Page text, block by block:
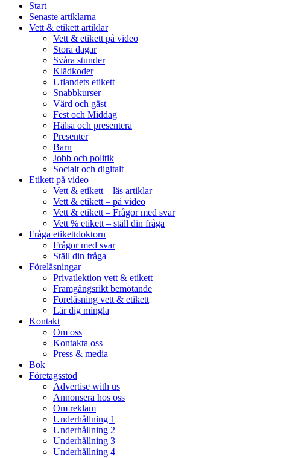
Start
Senaste artiklarna
Vett & etikett artiklar
Vett & etikett på video
Stora dagar
Svåra stunder
Klädkoder
Utlandets etikett
Snabbkurser
Värd och gäst
Fest och Middag
Hälsa och presentera
Presenter
Barn
Jobb och politik
Socialt och digitalt
Etikett på video
Vett & etikett – läs artiklar
Vett & etikett – på video
Vett & etikett – Frågor med svar
Vett % etikett – ställ din fråga
Fråga etikettdoktorn
Frågor med svar
Ställ din fråga
Föreläsningar
Privatlektion vett & etikett
Framgångsrikt bemötande
Föreläsning vett & etikett
Lär dig mingla
Kontakt
Om oss
Kontakta oss
Press & media
Bok
Företagsstöd
Advertise with us
Annonsera hos oss
Om reklam
Underhållning 1
Underhållning 2
Underhållning 3
Underhållning 4